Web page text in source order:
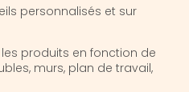
personnalisés et sur
produits en fonction de
murs, plan de travail,